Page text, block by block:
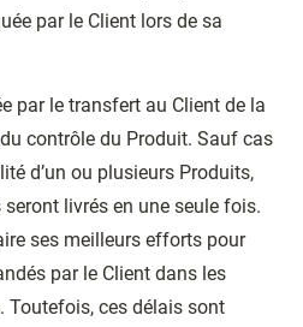
par le Client lors de sa
par le transfert au Client de la
contrôle du Produit. Sauf cas
d’un ou plusieurs Produits,
livrés en une seule fois.
ses meilleurs efforts pour
par le Client dans les
Toutefois, ces délais sont